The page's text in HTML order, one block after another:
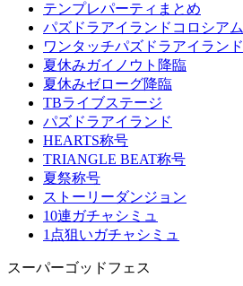
テンプレパーティまとめ
パズドラアイランドコロシアム
ワンタッチパズドラアイランド
夏休みガイノウト降臨
夏休みゼローグ降臨
TBライブステージ
パズドラアイランド
HEARTS称号
TRIANGLE BEAT称号
夏祭称号
ストーリーダンジョン
10連ガチャシミュ
1点狙いガチャシミュ
スーパーゴッドフェス